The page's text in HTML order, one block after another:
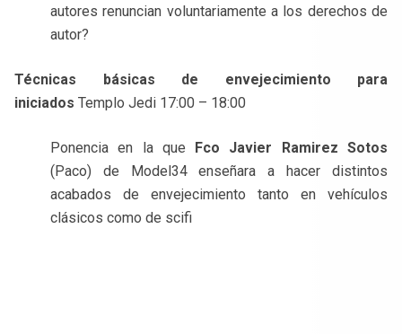
autores renuncian voluntariamente a los derechos de
autor?
Técnicas básicas de envejecimiento para
iniciados Templo Jedi 17:00 – 18:00
Ponencia en la que Fco Javier Ramirez Sotos
(Paco) de Model34 enseñara a hacer distintos
acabados de envejecimiento tanto en vehículos
clásicos como de scifi